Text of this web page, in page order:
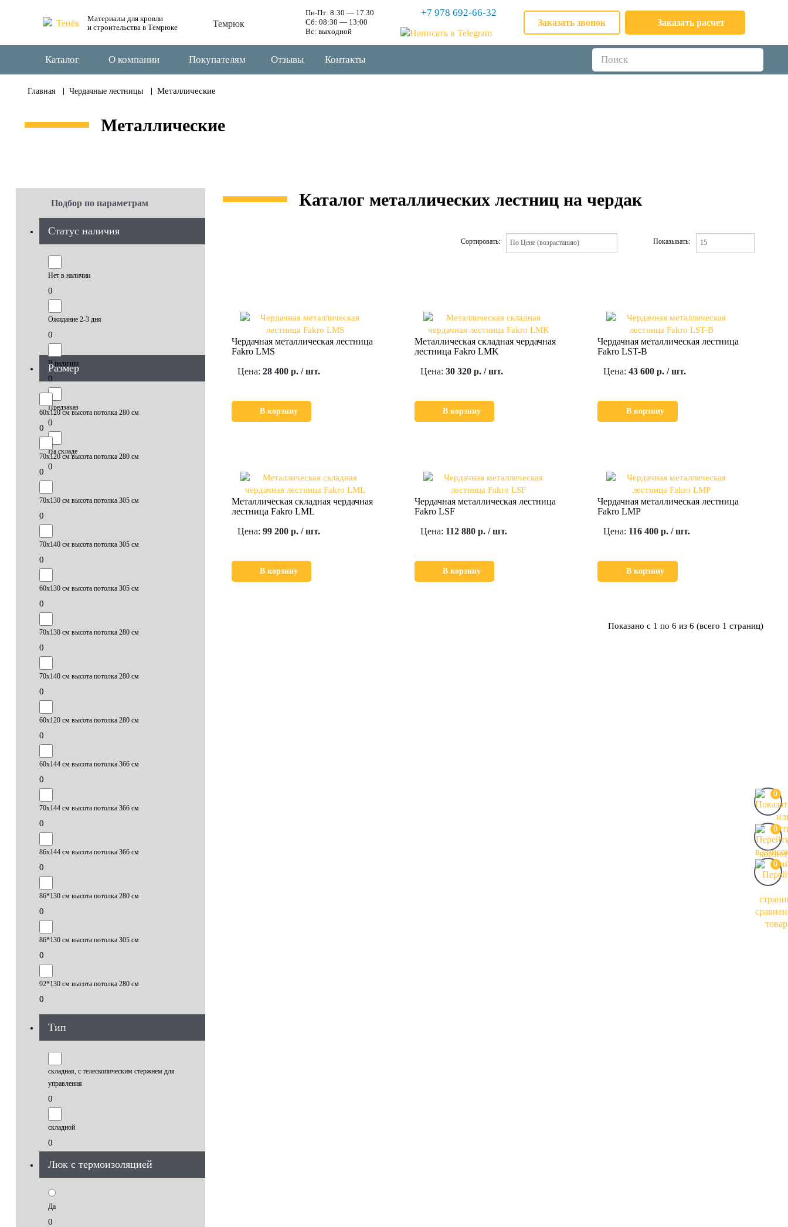
Материалы для кровли
и строительства в Темрюке
Темрюк
Пн-Пт: 8:30 — 17.30
Сб: 08:30 — 13:00
Вс: выходной
+7 978 692-66-32
Заказать звонок Заказать расчет
Каталог О компании Покупателям Отзывы Контакты
0
0
0
Главная Чердачные лестницы Металлические
Металлические
Подбор по параметрам
Статус наличия
Нет в наличии
0
Ожидание 2-3 дня
0
В наличии
0
Предзаказ
0
На складе
0
Размер
60х120 см высота потолка 280 см
0
70х120 см высота потолка 280 см
0
70х130 см высота потолка 305 см
0
70х140 см высота потолка 305 см
0
60х130 см высота потолка 305 см
0
70х130 см высота потолка 280 см
0
70х140 см высота потолка 280 см
0
60х120 см высота потолка 280 см
0
60х144 см высота потолка 366 см
0
70х144 см высота потолка 366 см
0
86х144 см высота потолка 366 см
0
86*130 см высота потолка 280 см
0
86*130 см высота потолка 305 см
0
92*130 см высота потолка 280 см
0
Тип
складная, с телескопическим стержнем для
управления
0
складной
0
Люк с термоизоляцией
Да
0
Каталог металлических лестниц на чердак
Сортировать: Показывать:
Чердачная металлическая лестница
Fakro LMS
Цена: 28 400 р. / шт.
В корзину
Металлическая складная чердачная
лестница Fakro LMK
Цена: 30 320 р. / шт.
В корзину
Чердачная металлическая лестница
Fakro LST-B
Цена:43 600 р. / шт.
В корзину
Металлическая складная чердачная
лестница Fakro LML
Цена: 99 200 р. / шт.
В корзину
Чердачная металлическая лестница
Fakro LSF
Цена: 112 880 р. / шт.
В корзину
Чердачная металлическая лестница
Fakro LMP
Цена: 116 400 р. / шт.
В корзину
Показано с 1 по 6 из 6 (всего 1 страниц)